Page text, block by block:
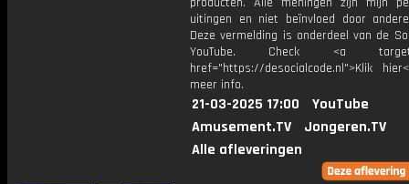
uitingen en niet beïnvloed door
Deze vermelding is onderdeel van de
YouTube. Check <a
href="https://desocialcode.nl">Klik
meer info.
21-03-2025 17:00
YouTube
Amusement.TV
Jongeren.TV
Alle afleveringen